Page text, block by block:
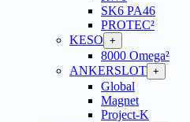
SK6 PA46
PROTEC²
KESO +
8000 Omega²
ANKERSLOT +
Global
Magnet
Project-K